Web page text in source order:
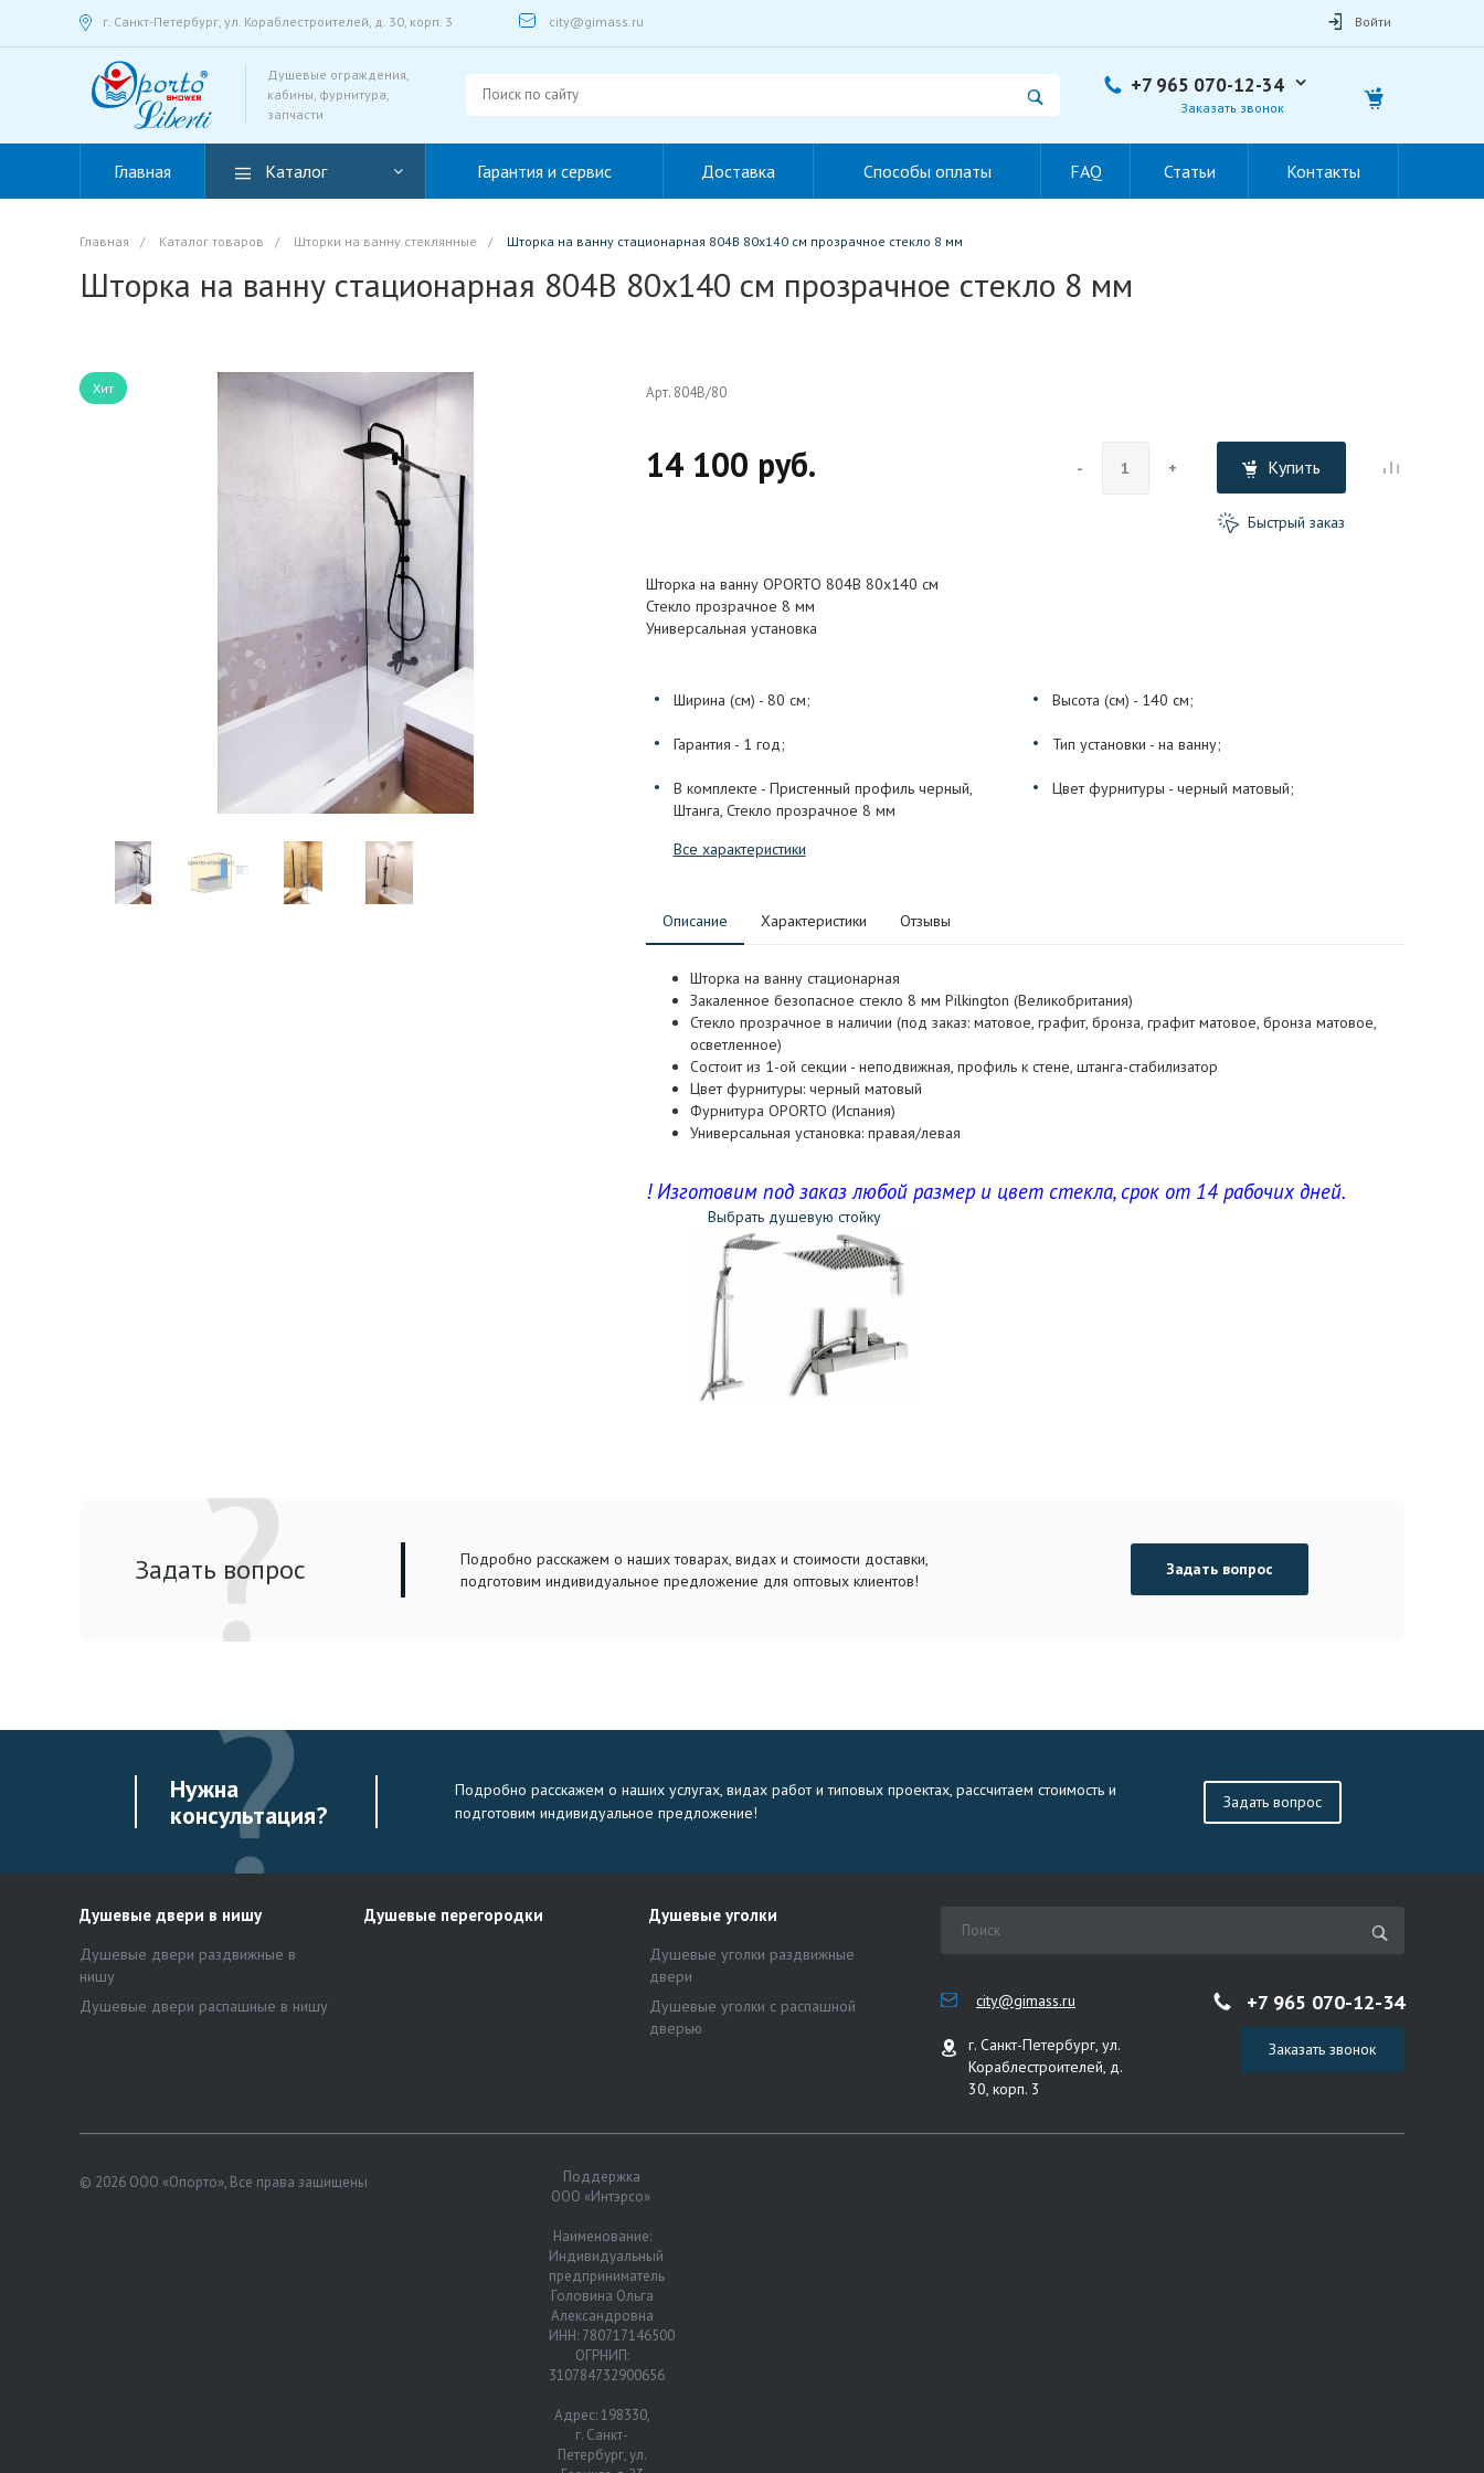
г. Санкт-Петербург, ул. Кораблестроителей, д. 30, корп. 3 city@gimass.ru Войти
Душевые ограждения,
кабины, фурнитура,
запчасти
+7 965 070-12-34
Заказать звонок
Главная Каталог Гарантия и сервис Доставка Способы оплаты FAQ Статьи Контакты
Главная / Каталог товаров / Шторки на ванну стеклянные / Шторка на ванну стационарная 804B 80x140 см прозрачное стекло 8 мм
Шторка на ванну стационарная 804B 80x140 см прозрачное стекло 8 мм
Хит Арт. 804B/80
14 100 руб. - + Купить
Быстрый заказ
Шторка на ванну OPORTO 804B 80x140 см
Стекло прозрачное 8 мм
Универсальная установка
Ширина (см) - 80 см; Высота (см) - 140 см;
Гарантия - 1 год; Тип установки - на ванну;
В комплекте - Пристенный профиль черный,
Штанга, Стекло прозрачное 8 мм
Цвет фурнитуры - черный матовый;
Все характеристики
Описание Характеристики Отзывы
Шторка на ванну стационарная
Закаленное безопасное стекло 8 мм Pilkington (Великобритания)
Стекло прозрачное в наличии (под заказ: матовое, графит, бронза, графит матовое, бронза матовое,
осветленное)
Состоит из 1-ой секции - неподвижная, профиль к стене, штанга-стабилизатор
Цвет фурнитуры: черный матовый
Фурнитура OPORTO (Испания)
Универсальная установка: правая/левая
! Изготовим под заказ любой размер и цвет стекла, срок от 14 рабочих дней.
Выбрать душевую стойку
Задать вопрос
Подробно расскажем о наших товарах, видах и стоимости доставки,
подготовим индивидуальное предложение для оптовых клиентов!
Задать вопрос
Нужна
консультация?
Подробно расскажем о наших услугах, видах работ и типовых проектах, рассчитаем стоимость и
подготовим индивидуальное предложение!
Задать вопрос
Душевые двери в нишу
Душевые двери раздвижные в
нишу
Душевые двери распашные в нишу
Душевые перегородки Душевые уголки
Душевые уголки раздвижные
двери
Душевые уголки с распашной
дверью
city@gimass.ru
г. Санкт-Петербург, ул.
Кораблестроителей, д.
30, корп. 3
+7 965 070-12-34
Заказать звонок
© 2026 ООО «Опорто», Все права защищены
Поддержка
ООО «Интэрсо»
Наименование:
Индивидуальный
предприниматель
Головина Ольга
Александровна
ИНН: 780717146500
ОГРНИП:
310784732900656
Адрес: 198330,
г. Санкт-
Петербург, ул.